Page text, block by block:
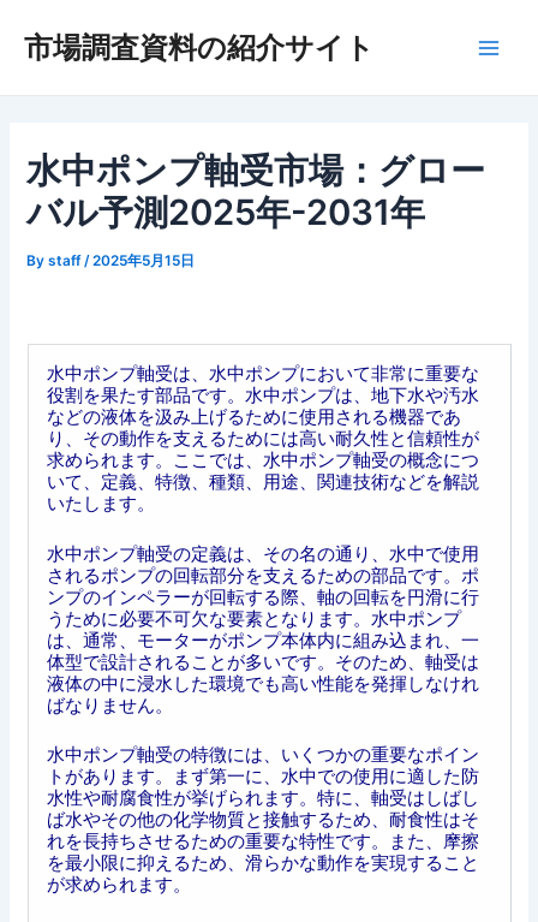
市場調査資料の紹介サイト
水中ポンプ軸受市場：グロー
バル予測2025年-2031年
Bystaff /2025年5月15日
水中ポンプ軸受は、水中ポンプにおいて非常に重要な
役割を果たす部品です。水中ポンプは、地下水や汚水
などの液体を汲み上げるために使用される機器であ
り、その動作を支えるためには高い耐久性と信頼性が
求められます。ここでは、水中ポンプ軸受の概念につ
いて、定義、特徴、種類、用途、関連技術などを解説
いたします。
水中ポンプ軸受の定義は、その名の通り、水中で使用
されるポンプの回転部分を支えるための部品です。ポ
ンプのインペラーが回転する際、軸の回転を円滑に行
うために必要不可欠な要素となります。水中ポンプ
は、通常、モーターがポンプ本体内に組み込まれ、一
体型で設計されることが多いです。そのため、軸受は
液体の中に浸水した環境でも高い性能を発揮しなけれ
ばなりません。
水中ポンプ軸受の特徴には、いくつかの重要なポイン
トがあります。まず第一に、水中での使用に適した防
水性や耐腐食性が挙げられます。特に、軸受はしばし
ば水やその他の化学物質と接触するため、耐食性はそ
れを長持ちさせるための重要な特性です。また、摩擦
を最小限に抑えるため、滑らかな動作を実現すること
が求められます。